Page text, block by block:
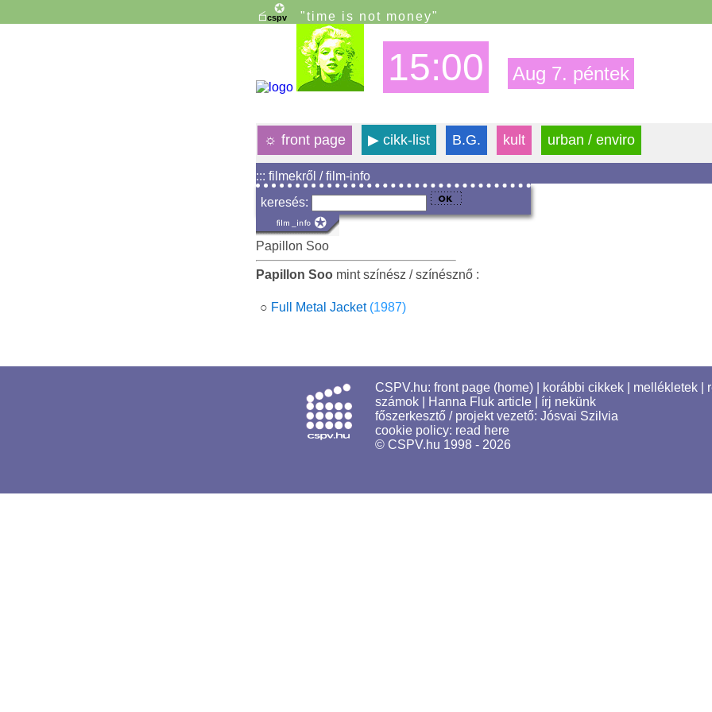
"time is not money"
15:00 Aug 7. péntek
☼ front page ▶ cikk-list B.G. kult urban / enviro
::: filmekről / film-info
keresés:
Papillon Soo
Papillon Soo mint színész / színésznő :
○ Full Metal Jacket (1987)
CSPV.hu: front page (home) korábbi cikkek mellékletek
számok
Hanna Fluk article
írj nekünk
főszerkesztő / projekt vezető: Jósvai Szilvia
cookie policy: read here
© CSPV.hu 1998 - 2026